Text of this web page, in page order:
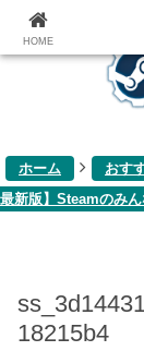
ホーム おす
最新版】Steamのみ
18215b4
HOME